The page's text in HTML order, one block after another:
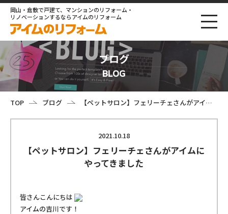
岡山・倉敷で戸建て、マンションのリフォーム・
リノベーションするならアイムのリフォーム
ブログ
BLOG
TOP ブログ 【ペットサロン】フェリーチェさんがアイムにやってきました
2021.10.18
【ペットサロン】フェリーチェさんがアイムに
やってきました
皆さんこんにちは
アイムの吉川です！